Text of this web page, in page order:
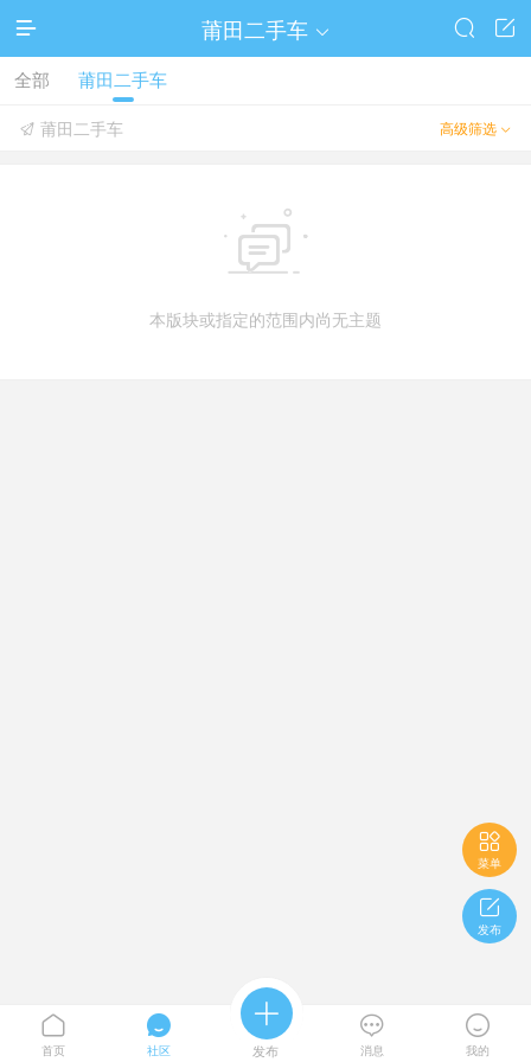
 莆田二手车  

全部 莆田二手车
高级筛选 
 莆田二手车

本版块或指定的范围内尚无主题

菜单

发布

首页

社区

发布

消息

我的